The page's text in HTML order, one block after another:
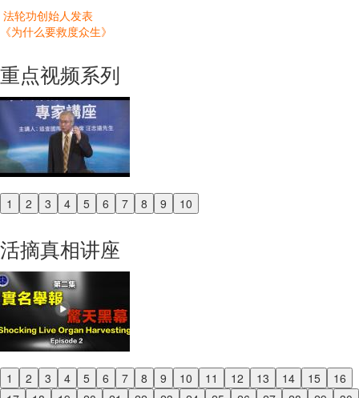
法轮功创始人发表
《为什么要救度众生》
重点视频系列
1 2 3 4 5 6 7 8 9 10
Previous
活摘真相讲座
1 2 3 4 5 6 7 8 9 10 11 12 13 14 15
16
Previous